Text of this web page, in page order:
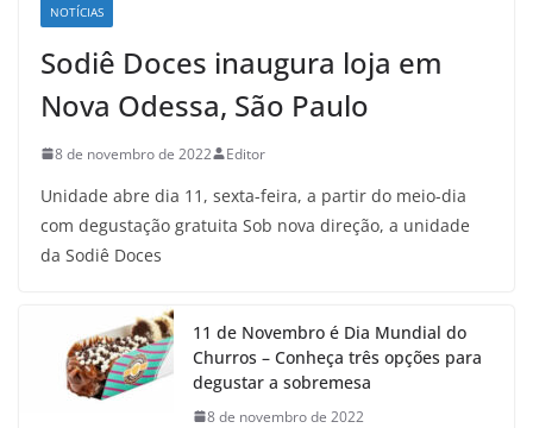
NOTÍCIAS
Sodiê Doces inaugura loja em
Nova Odessa, São Paulo
8 de novembro de 2022 Editor
Unidade abre dia 11, sexta-feira, a partir do meio-dia
com degustação gratuita Sob nova direção, a unidade
da Sodiê Doces
11 de Novembro é Dia Mundial do
Churros – Conheça três opções para
degustar a sobremesa
8 de novembro de 2022